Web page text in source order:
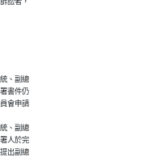
、副總
書件仍
會申請
、副總
人於完
出副總